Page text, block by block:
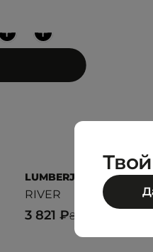
+ +
LUMBERJACK
RIVER
8 990 ₽
3 821 ₽